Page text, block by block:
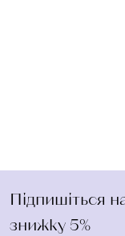
Підпишіться
знижку 5%